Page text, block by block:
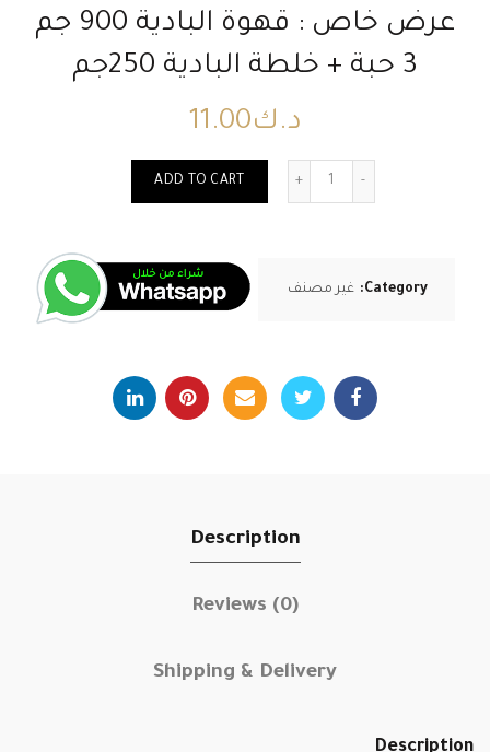
عرض خاص : قهوة البادية 900 جم
3 حبة + خلطة البادية 250جم
د.ك11.00
ADD TO CART
Category: غير مصنف
Description
Reviews (0)
Shipping & Delivery
Description